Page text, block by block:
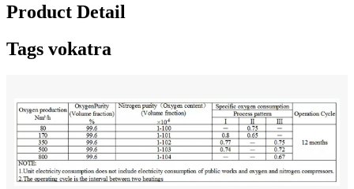
Product Detail
Tags vokatra